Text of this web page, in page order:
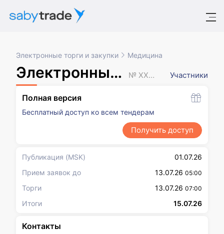
Электронные торги и закупки Медицина
Электронный аукцион № XXXXXXX Участники
Полная версия
Бесплатный доступ ко всем тендерам
Получить доступ
Публикация (MSK)
01.07.26
Прием заявок до
13.07.26 05:00
Торги 13.07.26 07:00
Итоги 15.07.26
Контакты